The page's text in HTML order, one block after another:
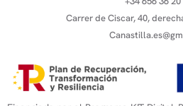
Carrer de Ciscar, 40,